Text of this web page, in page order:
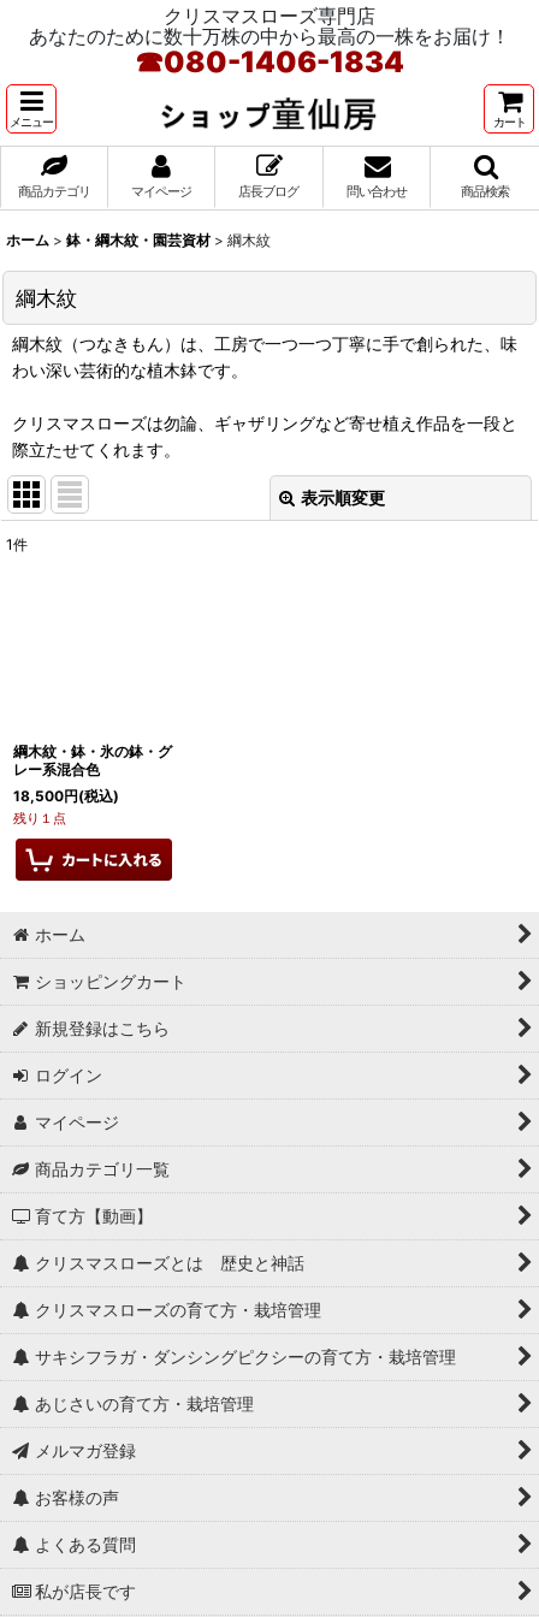
クリスマスローズ専門店
あなたのために数十万株の中から最高の一株をお届け！
☎080-1406-1834
メニュー カート
商品カテゴリ マイページ 店長ブログ 問い合わせ 商品検索
ホーム > 鉢・綱木紋・園芸資材 > 綱木紋
綱木紋
綱木紋（つなきもん）は、工房で一つ一つ丁寧に手で創られた、味
わい深い芸術的な植木鉢です。
クリスマスローズは勿論、ギャザリングなど寄せ植え作品を一段と
際立たせてくれます。
表示順変更
1件
綱木紋・鉢・氷の鉢・グ
レー系混合色
18,500円(税込)
残り１点
ホーム
ショッピングカート
新規登録はこちら
ログイン
マイページ
商品カテゴリ一覧
育て方【動画】
クリスマスローズとは 歴史と神話
クリスマスローズの育て方・栽培管理
サキシフラガ・ダンシングピクシーの育て方・栽培管理
あじさいの育て方・栽培管理
メルマガ登録
お客様の声
よくある質問
私が店長です